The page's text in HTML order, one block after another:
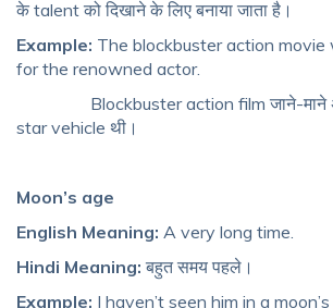
के talent को दिखाने के लिए बनाया जाता है।
Example: The blockbuster action movie
for the renowned actor.
Blockbuster action film जाने-माने
star vehicle थी।
Moon’s age
English Meaning: A very long time.
Hindi Meaning: बहुत समय पहले।
Example: I haven’t seen him in a